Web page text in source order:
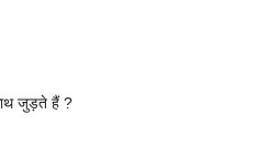
जुड़ते हैं ?